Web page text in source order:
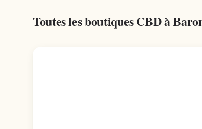
Toutes les boutiques CBD à